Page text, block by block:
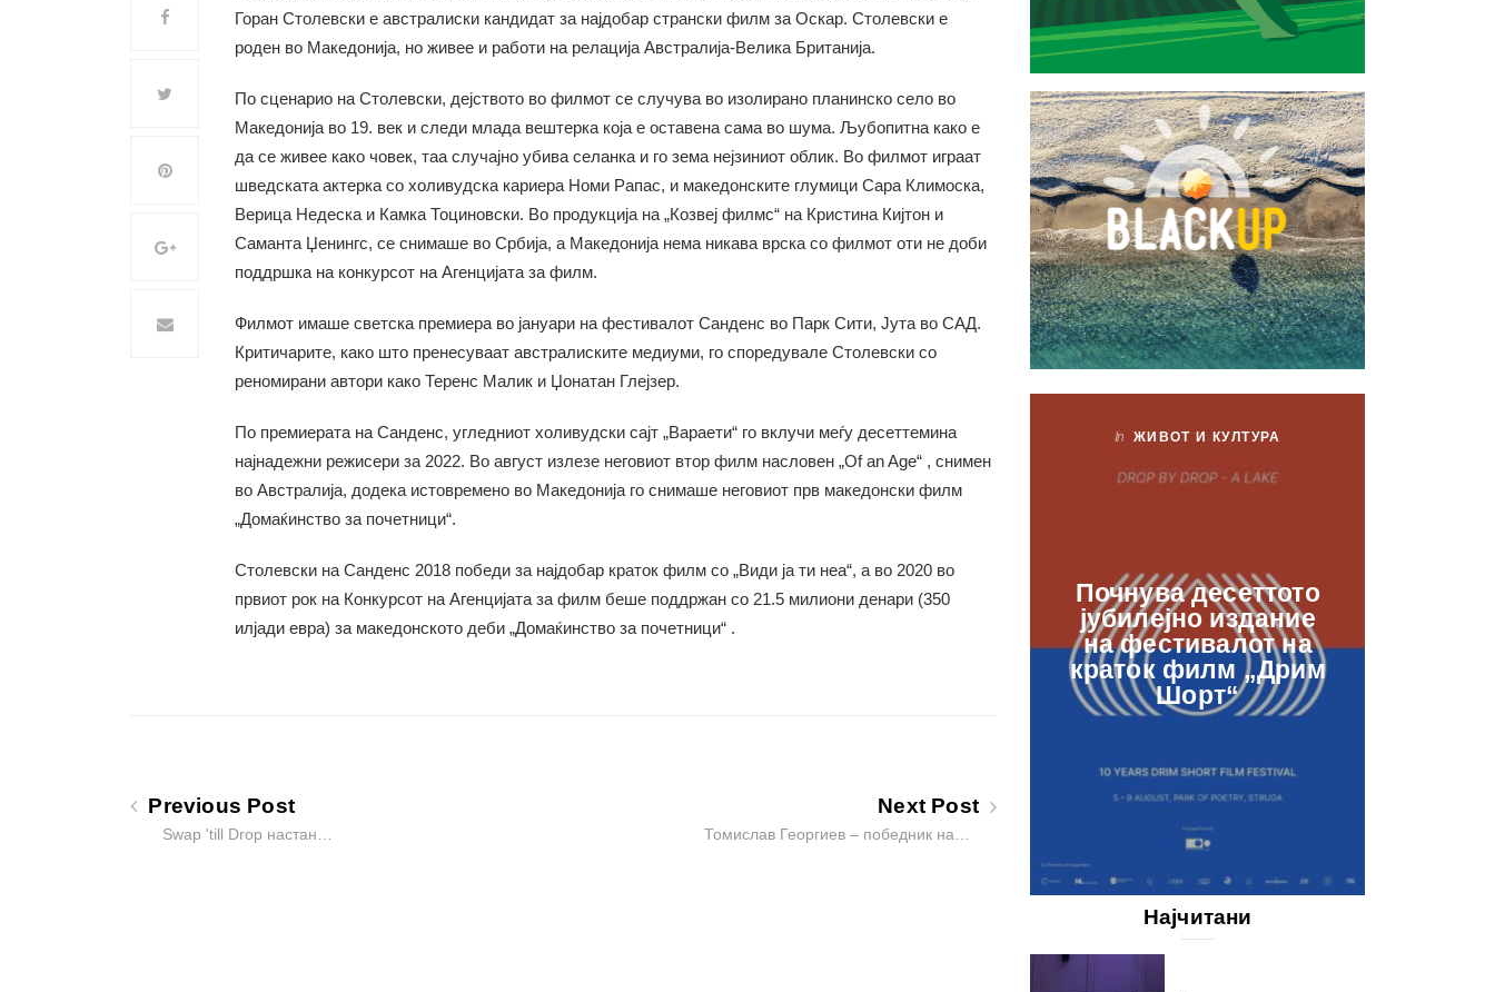
Горан Столевски е австралиски кандидат за најдобар странски филм за Оскар. Столевски е
роден во Македонија, но живее и работи на релација Австралија-Велика Британија.
По сценарио на Столевски, дејството во филмот се случува во изолирано планинско село во
Македонија во 19. век и следи млада вештерка која е оставена сама во шума. Љубопитна како е
да се живее како човек, таа случајно убива селанка и го зема нејзиниот облик. Во филмот играат
шведската актерка со холивудска кариера Номи Рапас, и македонските глумици Сара Климоска,
Верица Недеска и Камка Тоциновски. Во продукција на „Козвеј филмс“ на Кристина Кијтон и
Саманта Џенингс, се снимаше во Србија, а Македонија нема никава врска со филмот оти не доби
поддршка на конкурсот на Агенцијата за филм.
Филмот имаше светска премиера во јануари на фестивалот Санденс во Парк Сити, Јута во САД.
Критичарите, како што пренесуваат австралиските медиуми, го споредувале Столевски со
реномирани автори како Теренс Малик и Џонатан Глејзер.
По премиерата на Санденс, угледниот холивудски сајт „Вараети“ го вклучи меѓу десеттемина
најнадежни режисери за 2022. Во август излезе неговиот втор филм насловен „Of an Age“ , снимен
во Австралија, додека истовремено во Македонија го снимаше неговиот прв македонски филм
„Домаќинство за почетници“.
Столевски на Санденс 2018 победи за најдобар краток филм со „Види ја ти неа“, а во 2020 во
првиот рок на Конкурсот на Агенцијата за филм беше поддржан со 21.5 милиони денари (350
илјади евра) за македонското деби „Домаќинство за почетници“ .
Previous Post
Swap 'till Drop настан…
Next Post
Томислав Георгиев – победник на…
In ЖИВОТ И КУЛТУРА
Почнува десеттото
јубилејно издание
на фестивалот на
краток филм „Дрим
Шорт“
Најчитани